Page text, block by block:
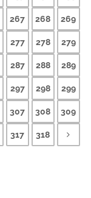
267 268 269
277 278 279
287 288 289
297 298 299
307 308 309
317 318